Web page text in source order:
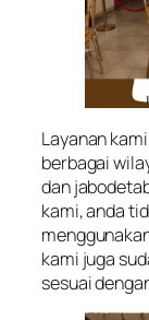
Layanan
berbagai
dan
kami, anda
kami juga
sesuai